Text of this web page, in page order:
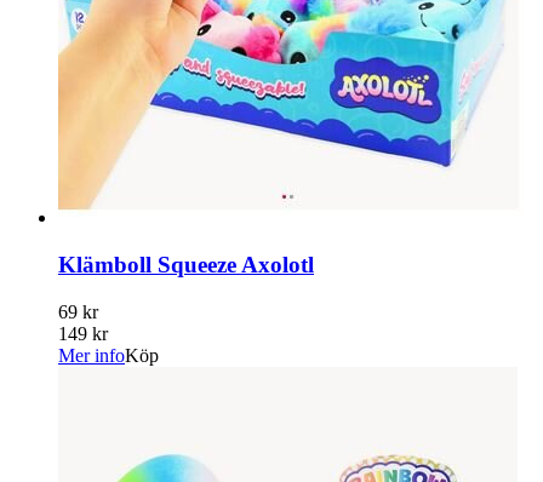
Klämboll Squeeze Axolotl
69 kr
149 kr
Mer infoKöp